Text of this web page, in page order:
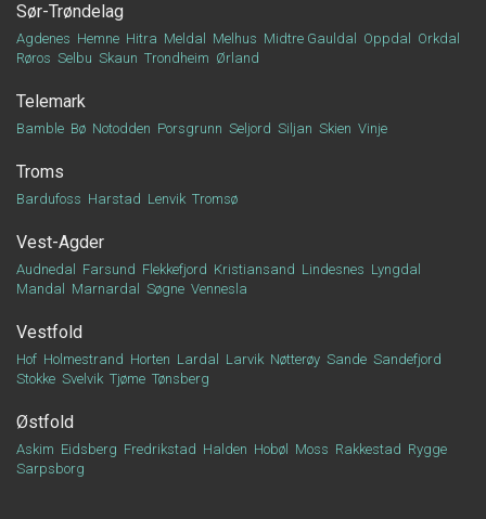
Sør-Trøndelag
Agdenes Hemne Hitra Meldal Melhus Midtre Gauldal Oppdal
Orkdal
Røros Selbu Skaun Trondheim Ørland
Telemark
Bamble Bø Notodden Porsgrunn Seljord Siljan Skien Vinje
Troms
Bardufoss Harstad Lenvik Tromsø
Vest-Agder
Audnedal Farsund Flekkefjord Kristiansand Lindesnes Lyngdal
Mandal
Marnardal Søgne Vennesla
Vestfold
Hof Holmestrand Horten Lardal Larvik Nøtterøy Sande Sandefjord
Stokke Svelvik Tjøme Tønsberg
Østfold
Askim Eidsberg Fredrikstad Halden Hobøl Moss Rakkestad Rygge
Sarpsborg